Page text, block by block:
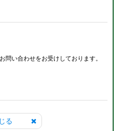
い合わせをお受けしております。
る